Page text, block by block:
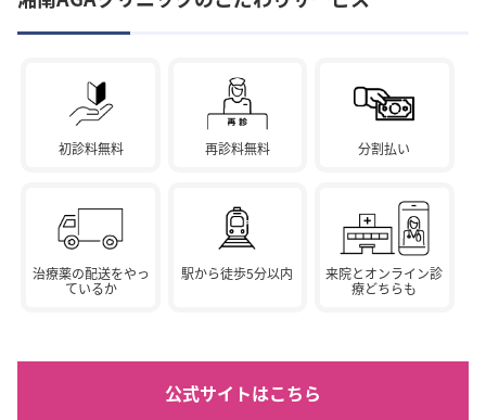
初診料無料 再診料無料 分割払い
治療薬の配送をやっ
ているか
駅から徒歩5分以内
来院とオンライン診
療どちらも
公式サイトはこちら